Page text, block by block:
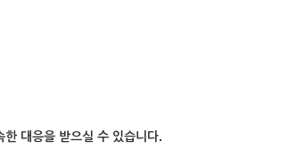
대응을 받으실 수 있습니다.